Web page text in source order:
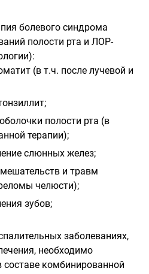
болевого синдрома
полости рта и ЛОР-
(в т.ч. после лучевой и
полости рта (в
терапии);
слюнных желез;
и травм
челюсти);
зубов;
заболеваниях,
необходимо
составе комбинированной